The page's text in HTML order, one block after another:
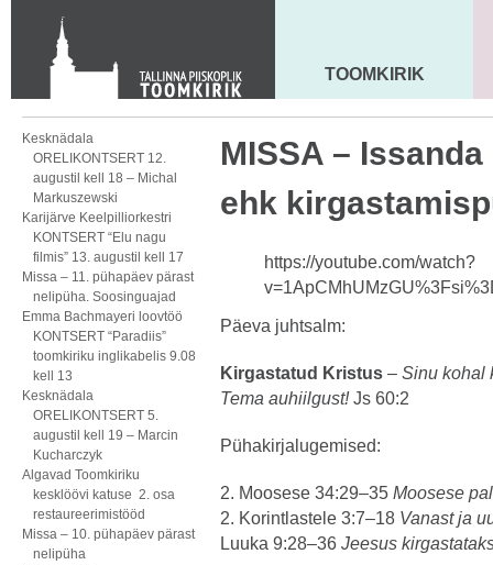
Toom-Kooli 6, 10130 TALLINN
tallinna.toom
+372 644 4140
MAARJA KIRIK
TOOMKIRIK
Kesknädala
ORELIKONTSERT 12.
augustil kell 18 – Michal
Markuszewski
Karijärve Keelpilliorkestri
KONTSERT “Elu nagu
filmis” 13. augustil kell 17
Missa – 11. pühapäev pärast
nelipüha. Soosinguajad
Emma Bachmayeri loovtöö
KONTSERT “Paradiis”
toomkiriku inglikabelis 9.08
kell 13
Kesknädala
ORELIKONTSERT 5.
augustil kell 19 – Marcin
Kucharczyk
Algavad Toomkiriku
kesklöövi katuse 2. osa
restaureerimistööd
Missa – 10. pühapäev pärast
nelipüha
MISSA –
ehk
https://youtube.com/watch?
Päeva juhtsalm:
Kirgastatud Kristus – Sinu kohal
Tema auhiilgust!Js 60:2
Pühakirjalugemised:
2. Moosese 34:29–35 Moosese
2. Korintlastele 3:7–18 Vanast ja
Luuka 9:28–36 Jeesus